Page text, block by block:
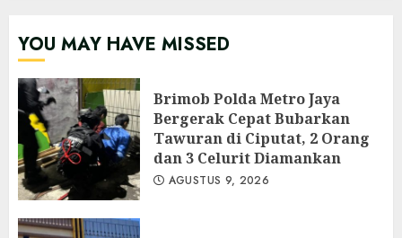
YOU MAY HAVE MISSED
Brimob Polda Metro Jaya
Bergerak Cepat Bubarkan
Tawuran di Ciputat, 2 Orang
dan 3 Celurit Diamankan
AGUSTUS 9, 2026